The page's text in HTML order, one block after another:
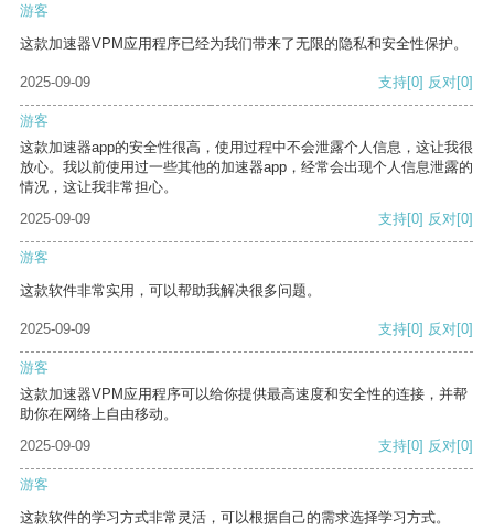
游客
这款加速器VPM应用程序已经为我们带来了无限的隐私和安全性保护。
2025-09-09 支持[0] 反对[0]
游客
这款加速器app的安全性很高，使用过程中不会泄露个人信息，这让我很
放心。我以前使用过一些其他的加速器app，经常会出现个人信息泄露的
情况，这让我非常担心。
2025-09-09
支持[0] 反对[0]
游客
这款软件非常实用，可以帮助我解决很多问题。
2025-09-09 支持[0] 反对[0]
游客
这款加速器VPM应用程序可以给你提供最高速度和安全性的连接，并帮
助你在网络上自由移动。
2025-09-09
支持[0] 反对[0]
游客
这款软件的学习方式非常灵活，可以根据自己的需求选择学习方式。